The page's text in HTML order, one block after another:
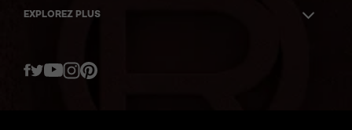
EXPLOREZ PLUS
Twitter